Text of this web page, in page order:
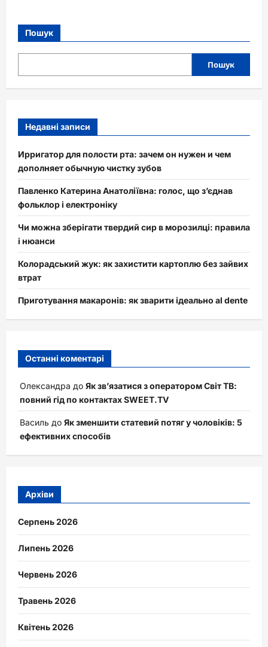
Пошук
Пошук
Недавні записи
Ирригатор для полости рта: зачем он нужен и чем
дополняет обычную чистку зубов
Павленко Катерина Анатоліївна: голос, що з’єднав
фольклор і електроніку
Чи можна зберігати твердий сир в морозилці: правила
і нюанси
Колорадський жук: як захистити картоплю без зайвих
втрат
Приготування макаронів: як зварити ідеально al dente
Останні коментарі
Олександра до Як зв’язатися з оператором Світ ТВ:
повний гід по контактах SWEET.TV
Василь до Як зменшити статевий потяг у чоловіків: 5
ефективних способів
Архіви
Серпень 2026
Липень 2026
Червень 2026
Травень 2026
Квітень 2026